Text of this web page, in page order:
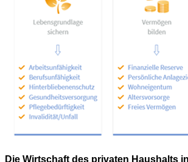
Die Wirtschaft des privaten Haushalts